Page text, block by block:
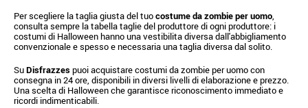
Per scegliere la taglia giusta del tuocostume da zombie per uomo,
consulta sempre la tabella taglie del produttore di ogni produttore: i
costumi di Halloween hanno una vestibilita diversa dall'abbigliamento
convenzionale e spesso e necessaria una taglia diversa dal solito.
SuDisfrazzespuoi acquistare costumi da zombie per uomo con
consegna in 24 ore, disponibili in diversi livelli di elaborazione e prezzo.
Una scelta di Halloween che garantisce riconoscimento immediato e
ricordi indimenticabili.